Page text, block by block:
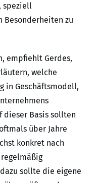
speziell
zu
empfiehlt Gerdes,
welche
in Geschäftsmodell,
dieser Basis sollten
über Jahre
konkret nach
sollte die eigene